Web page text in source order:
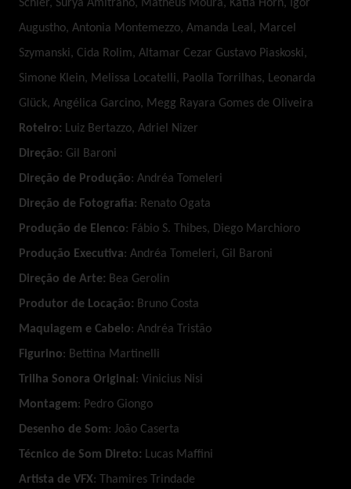
Schier, Surya Amitrano, Matheus Moura, Katia Horn, Igor
Augustho, Antonia Montemezzo, Amanda Leal, Marcel
Szymanski, Cida Rolim, Altamar Cezar Gustavo Piaskoski,
Simone Klein, Melissa Locatelli, Paolla Torrilhas, Leonarda
Glück, Angélica Garcino, Megg Rayara Gomes de Oliveira
Roteiro: Luiz Bertazzo, Adriel Nizer
Direção: Gil Baroni
Direção de Produção: Andréa Tomeleri
Direção de Fotografia: Renato Ogata
Produção de Elenco: Fábio S. Thibes, Diego Marchioro
Produção Executiva: Andréa Tomeleri, Gil Baroni
Direção de Arte: Bea Gerolin
Produtor de Locação: Bruno Costa
Maquiagem e Cabelo: Andréa Tristão
Figurino: Bettina Martinelli
Trilha Sonora Original : Vinicius Nisi
Montagem: Pedro Giongo
Desenho de Som: João Caserta
Técnico de Som Direto: Lucas Maffini
Artista de VFX: Thamires Trindade